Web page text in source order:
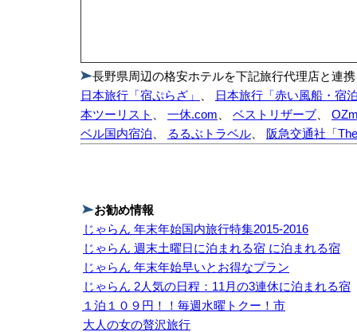
長野県周辺の格安ホテルを下記旅行代理店と連
日本旅行「宿ぷらざ」
日本旅行「赤い風船・宿
本ツーリスト
一休.com ベストリザーブ
ベル国内宿泊
るるぶトラベル 阪急交通社「
お勧め情報
じゃらん 年末年始国内旅行特集2015-2016
じゃらん 週末土曜日に泊まれる宿 に泊まれる宿
じゃらん 年末年始早いとお得なプラン
じゃらん 2人気の日程：11月の3連休に泊まれる宿
１泊１０９円！！毎週水曜トクー！市
大人の女の贅沢旅行